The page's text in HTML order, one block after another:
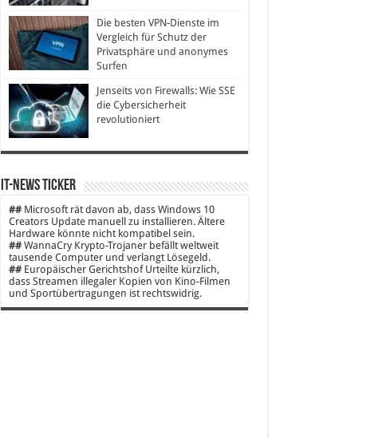
Die besten VPN-Dienste im
Vergleich für Schutz der
Privatsphäre und anonymes
Surfen
Jenseits von Firewalls: Wie SSE
die Cybersicherheit
revolutioniert
IT-News Ticker
##Microsoft rät davon ab, dass Windows 10
Creators Update manuell zu installieren. Ältere
Hardware könnte nicht kompatibel sein.
##WannaCry Krypto-Trojaner befällt weltweit
tausende Computer und verlangt Lösegeld.
##Europäischer Gerichtshof Urteilte kürzlich,
dass Streamen illegaler Kopien von Kino-Filmen
und Sportübertragungen ist rechtswidrig.